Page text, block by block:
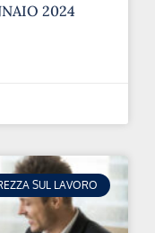
2024
SUL LAVORO